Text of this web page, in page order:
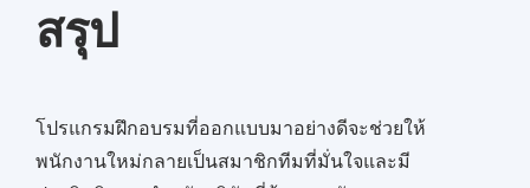
สรุป
โปรแกรมฝึกอบรมที่ออกแบบมาอย่างดีจะช่วยให้
พนักงานใหม่กลายเป็นสมาชิกทีมที่มั่นใจและมี